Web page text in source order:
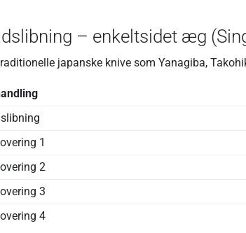
– enkeltsidet æg
japanske knive som Yanagiba,
1
2
3
4